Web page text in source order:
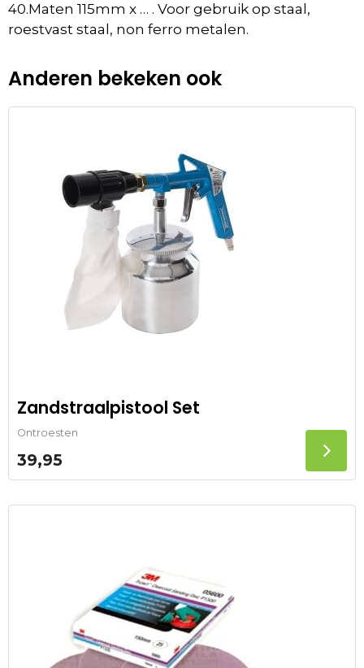
40.Maten 115mm x … . Voor gebruik op staal,
roestvast staal, non ferro metalen.
Anderen bekeken ook
Zandstraalpistool Set
Ontroesten
39,95